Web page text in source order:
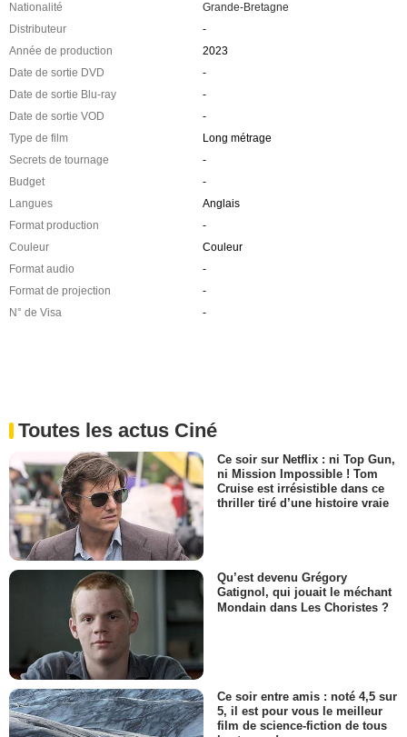
Nationalité
Grande-Bretagne
Distributeur
-
Année de production
2023
Date de sortie DVD
-
Date de sortie Blu-ray
-
Date de sortie VOD
-
Type de film
Long métrage
Secrets de tournage
-
Budget
-
Langues
Anglais
Format production
-
Couleur
Couleur
Format audio
-
Format de projection
-
N° de Visa
-
Toutes les actus Ciné
Ce soir sur Netflix : ni Top Gun,
ni Mission Impossible ! Tom
Cruise est irrésistible dans ce
thriller tiré d’une histoire vraie
Qu’est devenu Grégory
Gatignol, qui jouait le méchant
Mondain dans Les Choristes ?
Ce soir entre amis : noté 4,5 sur
5, il est pour vous le meilleur
film de science-fiction de tous